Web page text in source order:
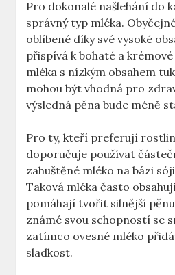
Pro dokonalé našlehání do
⁤správný typ mléka.
oblíbené díky​ své vysoké
přispívá k ‍bohaté a
mléka s nízkým obsahem
mohou⁢ být vhodná pro
výsledná pěna bude⁤ méně
Pro ⁢ty, kteří ⁤preferují
doporučuje používat
zahuštěné mléko na bázi
Taková​ mléka často
pomáhají ​tvořit ⁢silnější
známé svou schopností‌ se⁤
zatímco ovesné mléko
sladkost.